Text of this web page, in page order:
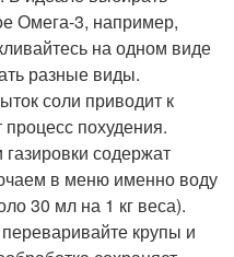
Омега-3, например,
на одном виде
разные виды.
соли приводит к
похудения.
содержат
в меню именно воду
30 мл на 1 кг веса).
крупы и